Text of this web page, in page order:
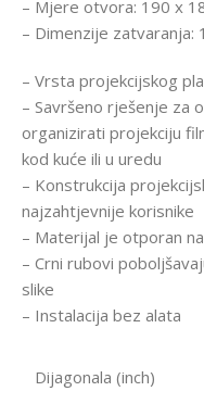
– Mjere otvora: 190 x
– Dimenzije zatvaranja:
– Vrsta projekcijskog
– Savršeno rješenje za
organizirati projekciju
kod kuće ili u uredu
– Konstrukcija
najzahtjevnije korisnike
– Materijal je otporan
– Crni rubovi
slike
– Instalacija bez alata
Dijagonala (inch)